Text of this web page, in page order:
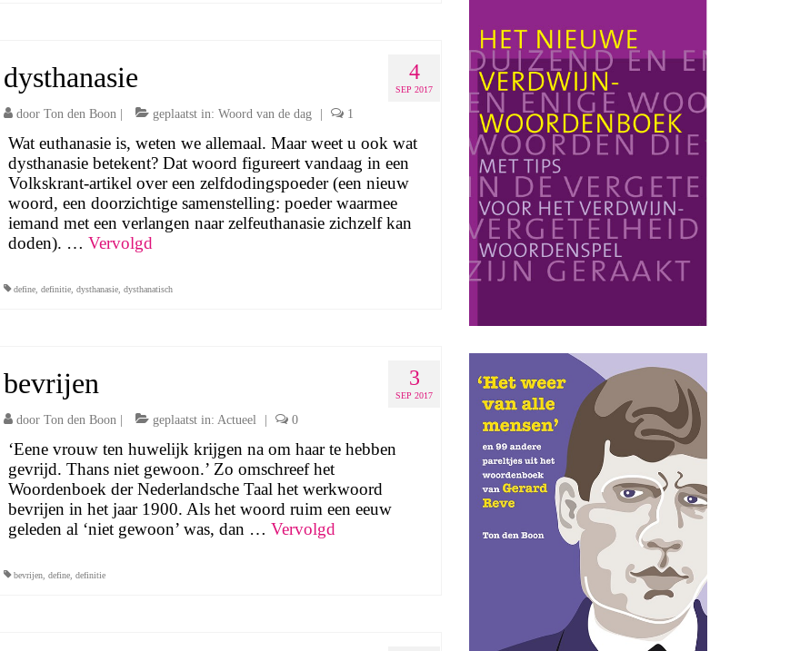
4
SEP 2017
dysthanasie
door Ton den Boon| geplaatst in: Woord van de dag 1
Wat euthanasie is, weten we allemaal. Maar weet u ook wat
dysthanasie betekent? Dat woord figureert vandaag in een
Volkskrant-artikel over een zelfdodingspoeder (een nieuw
woord, een doorzichtige samenstelling: poeder waarmee
iemand met een verlangen naar zelfeuthanasie zichzelf kan
doden). … Vervolgd
define, definitie, dysthanasie, dysthanatisch
3
SEP 2017
bevrijen
door Ton den Boon| geplaatst in: Actueel 0
‘Eene vrouw ten huwelijk krijgen na om haar te hebben
gevrijd. Thans niet gewoon.’ Zo omschreef het
Woordenboek der Nederlandsche Taal het werkwoord
bevrijen in het jaar 1900. Als het woord ruim een eeuw
geleden al ‘niet gewoon’ was, dan … Vervolgd
bevrijen, define, definitie